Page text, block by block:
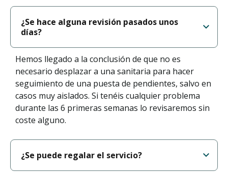
¿Se hace alguna revisión pasados unos
días?
Hemos llegado a la conclusión de que no es
necesario desplazar a una sanitaria para hacer
seguimiento de una puesta de pendientes, salvo en
casos muy aislados. Si tenéis cualquier problema
durante las 6 primeras semanas lo revisaremos sin
coste alguno.
¿Se puede regalar el servicio?